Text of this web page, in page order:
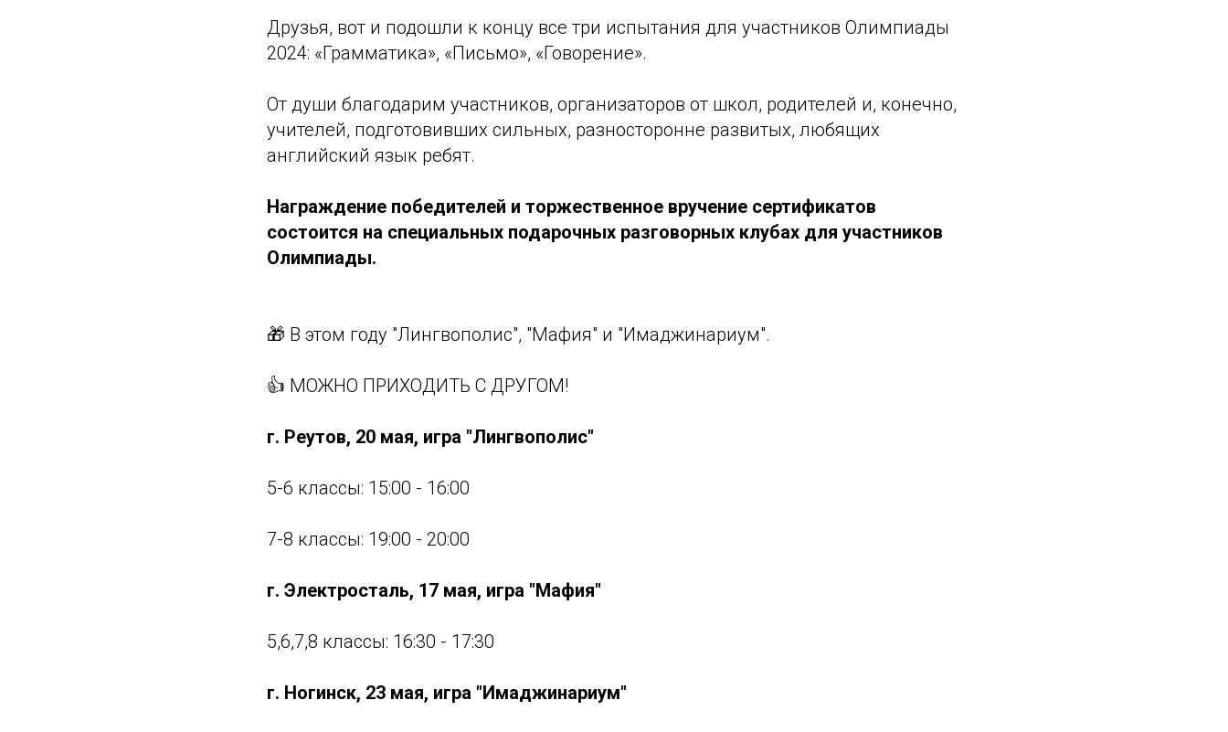
Друзья, вот и подошли к концу все три испытания для участников Олимпиады
2024: «Грамматика», «Письмо», «Говорение».
От души благодарим участников, организаторов от школ, родителей и, конечно,
учителей, подготовивших сильных, разносторонне развитых, любящих
английский язык ребят.
Награждение победителей и торжественное вручение сертификатов
состоится на специальных подарочных разговорных клубах для участников
Олимпиады.
🎁 В этом году "Лингвополис", "Мафия" и "Имаджинариум".
👍 МОЖНО ПРИХОДИТЬ С ДРУГОМ!
г. Реутов, 20 мая, игра "Лингвополис"
5-6 классы: 15:00 - 16:00
7-8 классы: 19:00 - 20:00
г. Электросталь, 17 мая, игра "Мафия"
5,6,7,8 классы: 16:30 - 17:30
г. Ногинск, 23 мая, игра "Имаджинариум"